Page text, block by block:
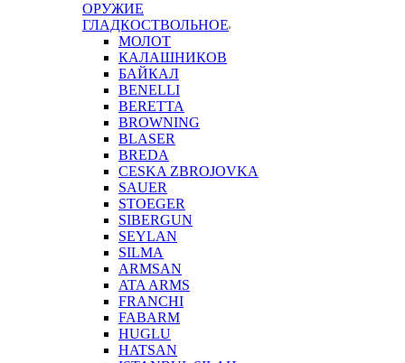
ОРУЖИЕ
ГЛАДКОСТВОЛЬНОЕ
МОЛОТ
КАЛАШНИКОВ
БАЙКАЛ
BENELLI
BERETTA
BROWNING
BLASER
BREDA
CESKA ZBROJOVKA
SAUER
STOEGER
SIBERGUN
SEYLAN
SILMA
ARMSAN
ATA ARMS
FRANCHI
FABARM
HUGLU
HATSAN